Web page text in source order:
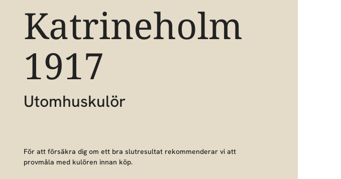
Katrineholm
1917
Utomhuskulör
För att försäkra dig om ett bra slutresultat rekommenderar vi att
provmåla med kulören innan köp.